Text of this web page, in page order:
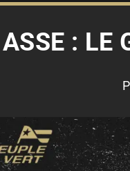
ASSE : LE